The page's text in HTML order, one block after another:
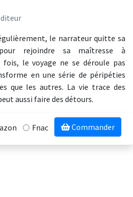
le narrateur quitte sa
rejoindre sa maîtresse à
fois, le voyage ne se déroule pas
en une série de péripéties
que les autres. La vie trace des
aussi faire des détours.
Fnac Commander